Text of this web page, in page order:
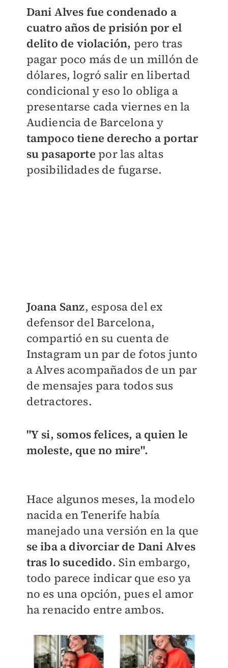
Dani Alves fue condenado a
cuatro años de prisión por el
delito de violación, pero tras
pagar poco más de un millón de
dólares, logró salir en libertad
condicional y eso lo obliga a
presentarse cada viernes en la
Audiencia de Barcelona y
tampoco tiene derecho a portar
su pasaporte por las altas
posibilidades de fugarse.
Joana Sanz, esposa del ex
defensor del Barcelona,
compartió en su cuenta de
Instagram un par de fotos junto
a Alves acompañados de un par
de mensajes para todos sus
detractores.
"Y si, somos felices, a quien le
moleste, que no mire".
Hace algunos meses, la modelo
nacida en Tenerife había
manejado una versión en la que
se iba a divorciar de Dani Alves
tras lo sucedido. Sin embargo,
todo parece indicar que eso ya
no es una opción, pues el amor
ha renacido entre ambos.